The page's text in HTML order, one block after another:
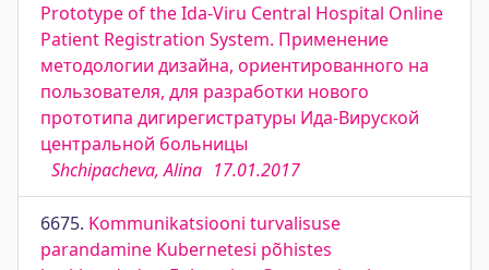
Prototype of the Ida-Viru Central Hospital Online
Patient Registration System. Применение
методологии дизайна, ориентированного на
пользователя, для разработки нового
прототипа дигирегистратуры Ида-Вируской
центральной больницы
Shchipacheva, Alina 17.01.2017
6675. Kommunikatsiooni turvalisuse
parandamine Kubernetesi põhistes